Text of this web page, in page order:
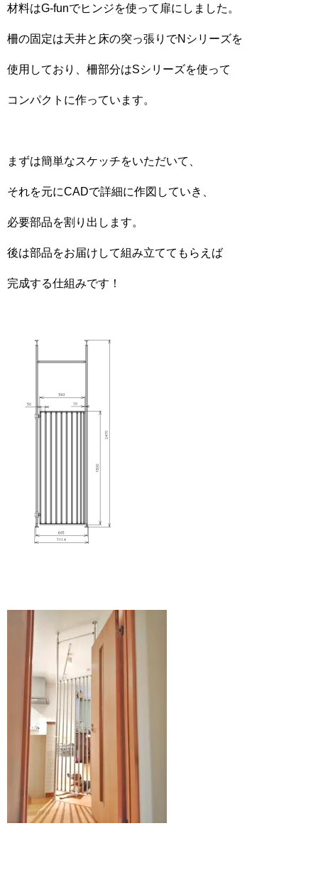
材料はG-funでヒンジを使って扉にしました。
柵の固定は天井と床の突っ張りでNシリーズを
使用しており、柵部分はSシリーズを使って
コンパクトに作っています。
まずは簡単なスケッチをいただいて、
それを元にCADで詳細に作図していき、
必要部品を割り出します。
後は部品をお届けして組み立ててもらえば
完成する仕組みです！